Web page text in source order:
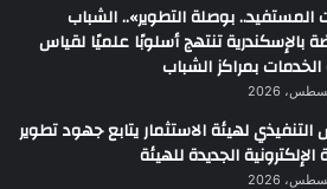
بوصلة التطوير».. الشباب
بالإسكندرية تنتهج أسلوبًا علميًا لقياس
بمراكز الشباب
التنفيذي لهيئة الاستثمار يتابع جهود تطوير
الإلكترونية الجديدة للهيئة